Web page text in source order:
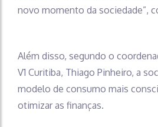
novo momento da sociedade”,
Além disso, segundo o
V1 Curitiba, Thiago Pinheiro, a
modelo de consumo mais
otimizar as finanças.